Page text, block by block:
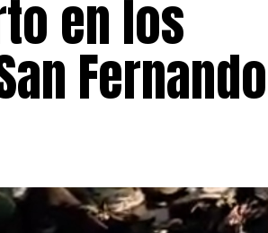
en los
Fernando